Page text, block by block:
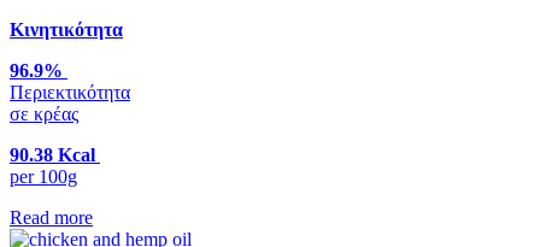
Κινητικότητα
96.9%
Περιεκτικότητα
σε κρέας
90.38 Kcal
per 100g
Read more